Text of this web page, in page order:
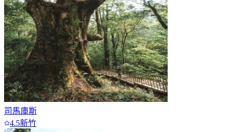
司馬庫斯
4.5新竹